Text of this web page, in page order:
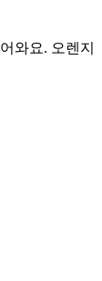
와요. 오렌지